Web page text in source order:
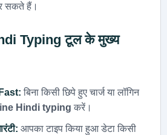
सकते हैं।
Typing टूल के मुख्य
बिना किसी छिपे हुए चार्ज या लॉगिन
Hindi typing करें।
आपका टाइप किया हुआ डेटा किसी